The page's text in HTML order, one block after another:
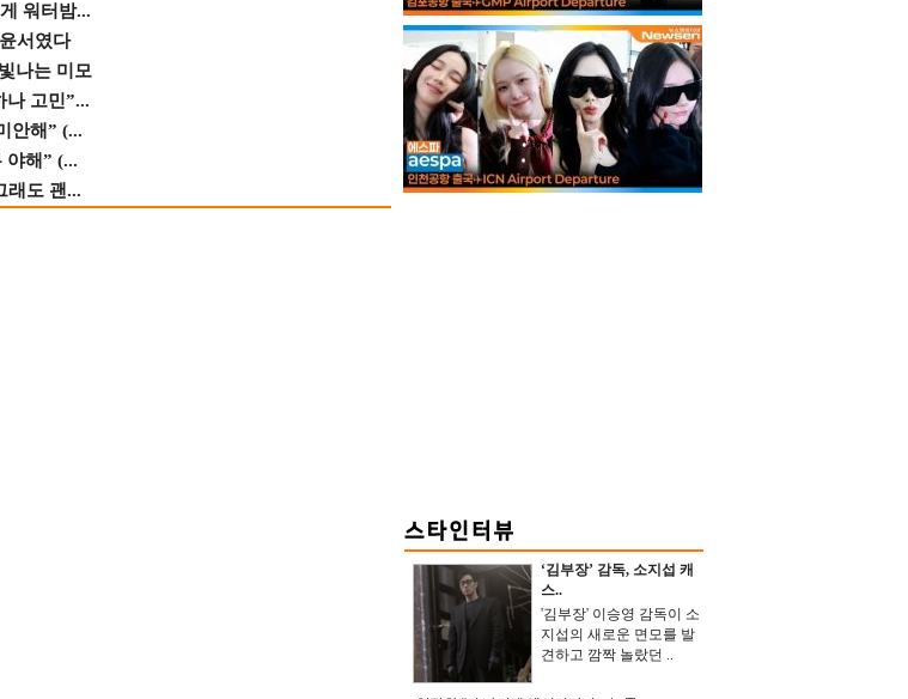
워터밤...
서였다
나는 미모
고민”...
안해” (...
야해” (...
래도 괜...
‘김부장’ 감독, 소지섭 캐
스..
'김부장' 이승영 감독이 소
지섭의 새로운 면모를 발
견하고 깜짝 놀랐던 ..